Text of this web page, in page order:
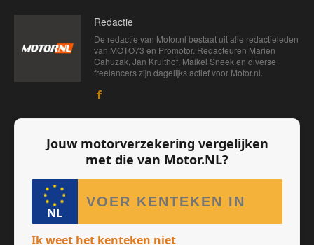
Redactie
De redactie van Motor.nl bestaat uit alle redactieleden
van MOTO73 en Promotor. Redacteuren Marien
Cahuzak, Jan Kruithof, Maikel Sneek en diverse
freelancers zijn dagelijks actief voor Motor.nl.